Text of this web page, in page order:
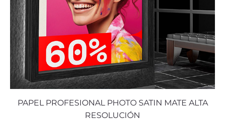
PAPEL PROFESIONAL PHOTO SATIN MATE ALTA
RESOLUCIÓN